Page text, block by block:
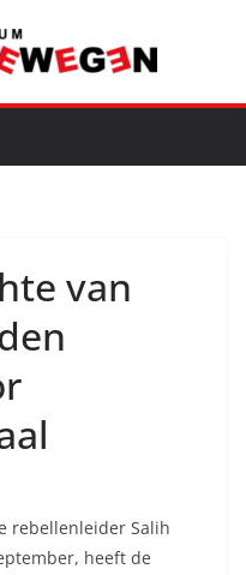
van
rebellenleider Salih
heeft de